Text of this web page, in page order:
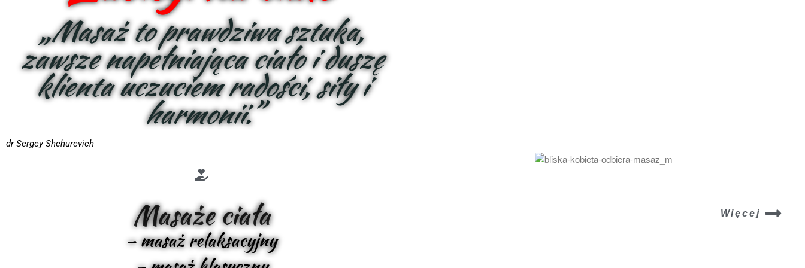
„Masaż to prawdziwa sztuka,
zawsze napełniająca ciało i duszę
klienta uczuciem radości, siły i
harmonii.”
dr Sergey Shchurevich
Masaże ciała
– masaż relaksacyjny
Więcej